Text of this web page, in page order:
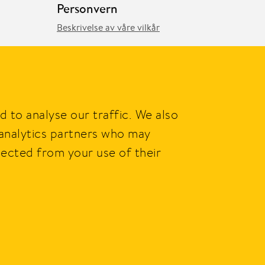
to analyse our traffic. We also
partners who may
from your use of their
Personvern
Beskrivelse av våre vilkår
Følg oss
Facebook
Instagram